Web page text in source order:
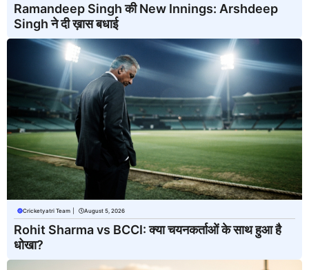
Ramandeep Singh की New Innings: Arshdeep
Singh ने दी ख़ास बधाई
Cricketyatri Team August 5, 2026
Rohit Sharma vs BCCI: क्या चयनकर्ताओं के साथ हुआ है
धोखा?